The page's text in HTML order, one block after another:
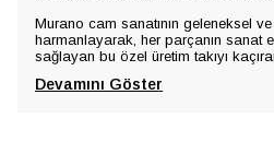
Murano cam sanatının geleneksel ve
harmanlayarak, her parçanın sanat
sağlayan bu özel üretim takıyı
Devamını Göster